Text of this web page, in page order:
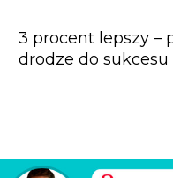
n
3 procent lepszy –
drodze do sukcesu